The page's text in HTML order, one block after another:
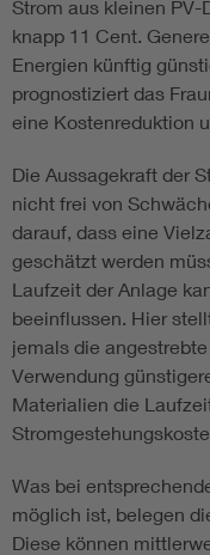
Strom aus kleinen
knapp 11 Cent.
Energien künftig
prognostiziert das
eine Kostenreduktion
Die Aussagekraft der
nicht frei von
darauf, dass eine
geschätzt werden
Laufzeit der Anlage
beeinflussen. Hier
jemals die
Verwendung
Materialien die
Was bei
möglich ist, belegen
Diese können